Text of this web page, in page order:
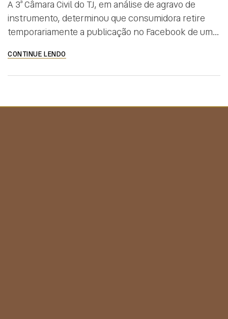
A 3ª Câmara Civil do TJ, em análise de agravo de
instrumento, determinou que consumidora retire
temporariamente a publicação no Facebook de um
vendeu um veículo. A mulher postou em seu perfil
na rede social que a empresa age de má-fé e
CONTINUE LENDO